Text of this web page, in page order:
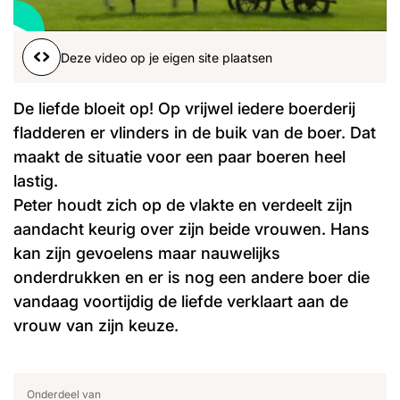
Word lid
Facebook
Instagram
John Martijn
Nieuws Nieuwsbrief
Uitzendingen
Deze video op je eigen site plaatsen
De liefde bloeit op! Op vrijwel iedere boerderij
fladderen er vlinders in de buik van de boer. Dat
maakt de situatie voor een paar boeren heel
lastig.
Peter houdt zich op de vlakte en verdeelt zijn
aandacht keurig over zijn beide vrouwen. Hans
kan zijn gevoelens maar nauwelijks
onderdrukken en er is nog een andere boer die
vandaag voortijdig de liefde verklaart aan de
vrouw van zijn keuze.
Onderdeel van